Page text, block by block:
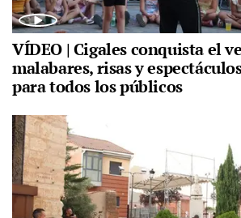
VÍDEO | Cigales conquista el
malabares, risas y
para todos los públicos